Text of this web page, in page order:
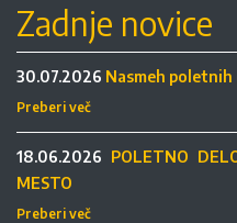
Zadnje novice
30.07.2026 Nasmeh poletnih
Preberi več
18.06.2026 POLETNO
MESTO
Preberi več